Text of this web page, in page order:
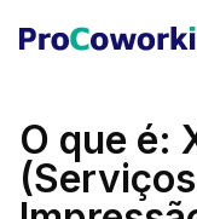
O que é: